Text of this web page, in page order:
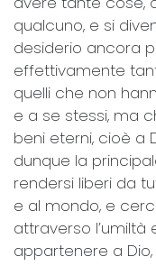
qualcuno, e si
desiderio ancora
effettivamente
quelli che non
e a se stessi, ma
beni eterni, cioè a
dunque la
rendersi liberi da
e al mondo, e
attraverso l’umiltà
appartenere a Dio,